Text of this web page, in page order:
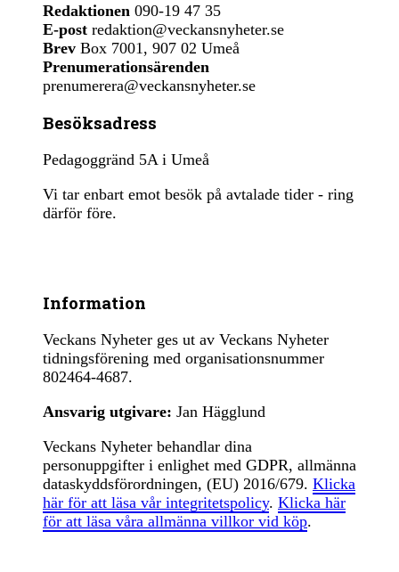
Redaktionen 090-19 47 35
E-post redaktion@veckansnyheter.se
Brev Box 7001, 907 02 Umeå
Prenumerationsärenden
prenumerera@veckansnyheter.se
Besöksadress
Pedagoggränd 5A i Umeå
Vi tar enbart emot besök på avtalade tider - ring
därför före.
Information
Veckans Nyheter ges ut av Veckans Nyheter
tidningsförening med organisationsnummer
802464-4687.
Ansvarig utgivare: Jan Hägglund
Veckans Nyheter behandlar dina
personuppgifter i enlighet med GDPR, allmänna
dataskyddsförordningen, (EU) 2016/679. Klicka
här för att läsa vår integritetspolicy. Klicka här
för att läsa våra allmänna villkor vid köp.